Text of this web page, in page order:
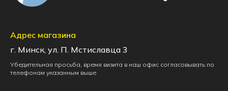
Адрес магазина
г. Минск, ул. П. Мстиславца 3
Убедительная просьба, время визита в наш офис согласовывать по
телефонам указанным выше